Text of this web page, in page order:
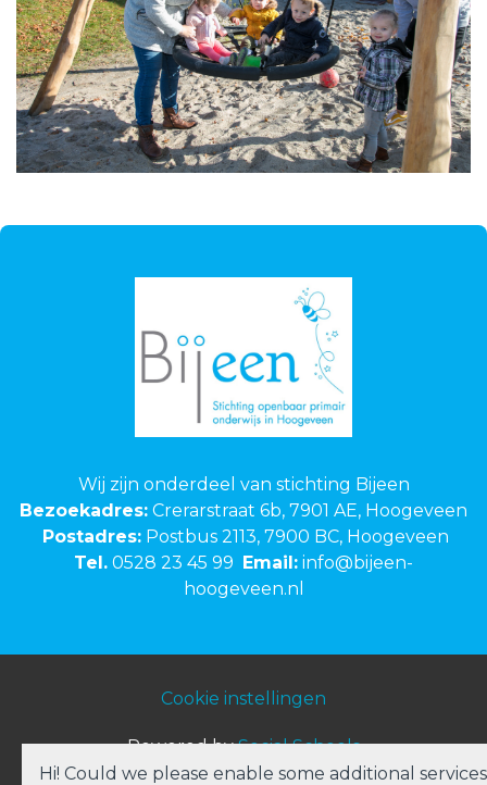
Wij zijn onderdeel van stichting Bijeen
Bezoekadres: Crerarstraat 6b, 7901 AE, Hoogeveen
Postadres: Postbus 2113, 7900 BC, Hoogeveen
Tel. 0528 23 45 99 Email: info@bijeen-
hoogeveen.nl
Cookie instellingen
Powered bySocial Schools
Hi! Could we please enable some additional services